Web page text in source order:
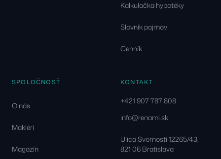
Kalkulačka hypotéky
Slovník pojmov
Cenník
SPOLOČNOSŤ
O nás
Makléri
Magazín
KONTAKT
+421 907 787 808
info@renami.sk
Ulica Svornosti 12265/43,
821 06 Bratislava